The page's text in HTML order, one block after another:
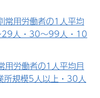
常用労働者の1人平均
29人・30～99人・10
用労働者の1人平均月
所規模5人以上・30人